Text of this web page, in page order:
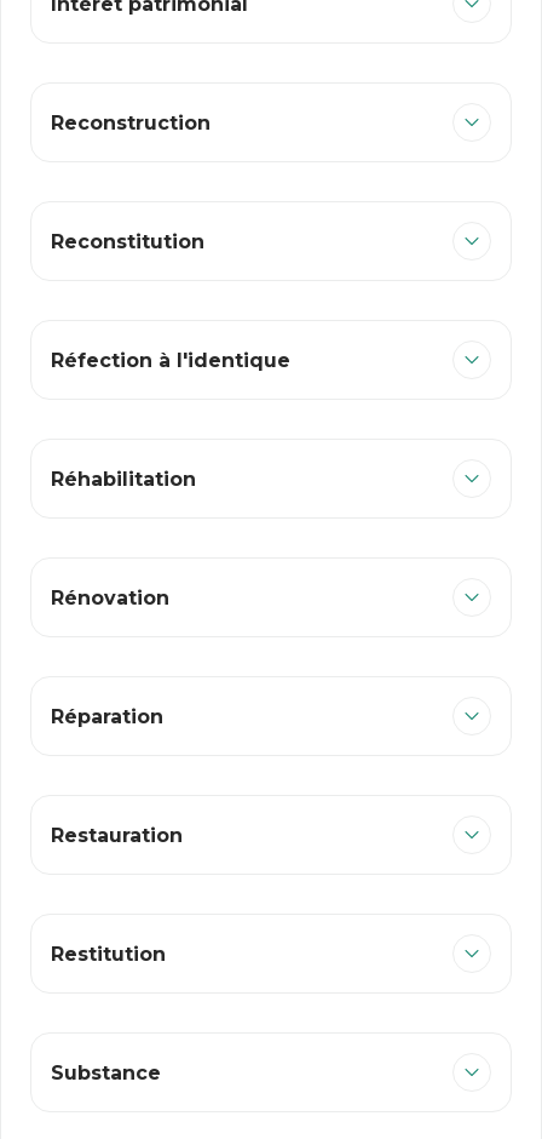
Reconstruction
Reconstitution
Réfection à l'identique
Réhabilitation
Rénovation
Réparation
Restauration
Restitution
Substance